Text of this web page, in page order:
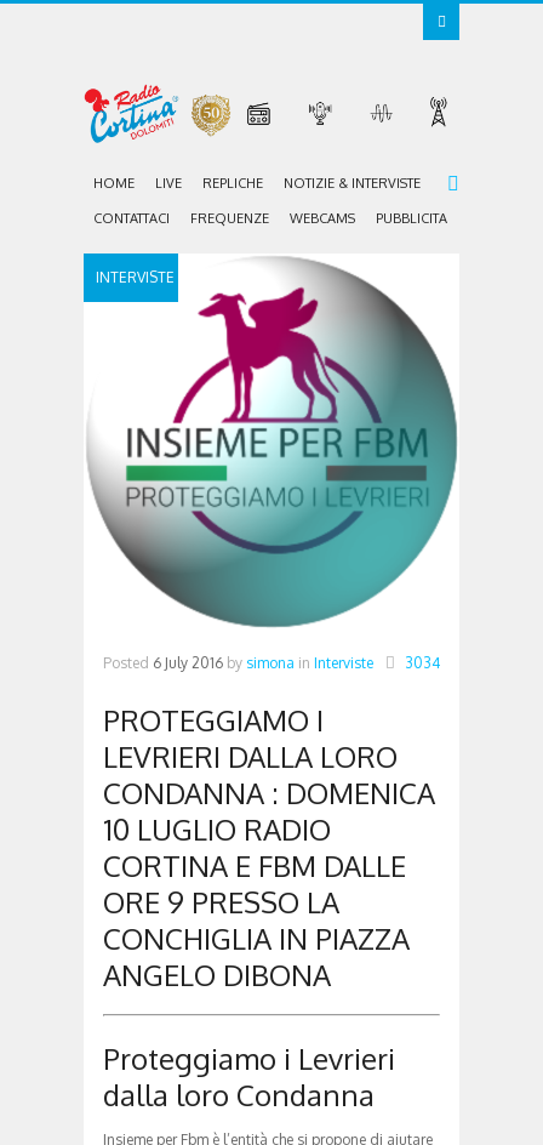
HOME LIVE REPLICHE NOTIZIE & INTERVISTE
CONTATTACI FREQUENZE WEBCAMS PUBBLICITA
INTERVISTE
Posted 6 July 2016 by simona in Interviste 3034
PROTEGGIAMO I
LEVRIERI DALLA LORO
CONDANNA : DOMENICA
10 LUGLIO RADIO
CORTINA E FBM DALLE
ORE 9 PRESSO LA
CONCHIGLIA IN PIAZZA
ANGELO DIBONA
Proteggiamo i Levrieri
dalla loro Condanna
Insieme per Fbm è l’entità che si propone di aiutare